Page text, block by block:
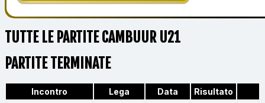
TUTTE LE PARTITE CAMBUUR U21
PARTITE TERMINATE
Incontro Lega Data
Risultato